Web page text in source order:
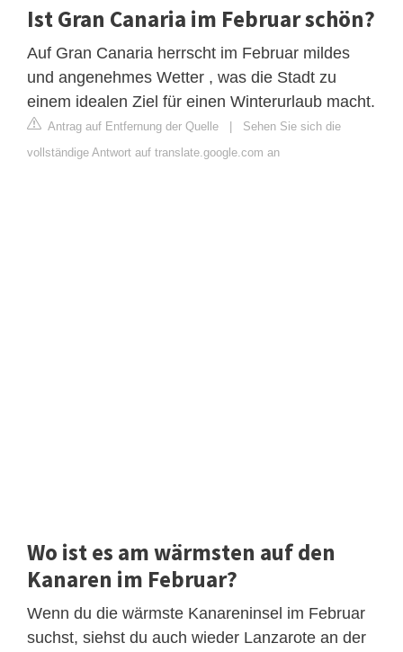
Ist Gran Canaria im Februar schön?
Auf Gran Canaria herrscht im Februar mildes
und angenehmes Wetter , was die Stadt zu
einem idealen Ziel für einen Winterurlaub macht.
Antrag auf Entfernung der Quelle
Sehen Sie sich die
vollständige Antwort auf translate.google.com an
Wo ist es am wärmsten auf den
Kanaren im Februar?
Wenn du die wärmste Kanareninsel im Februar
suchst, siehst du auch wieder Lanzarote an der